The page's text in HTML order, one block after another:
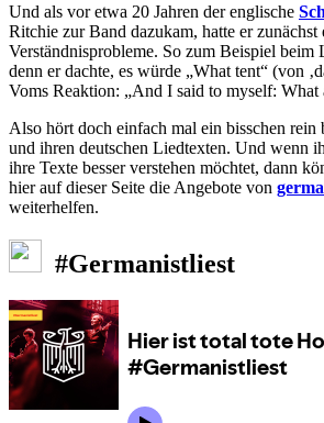
Und als vor etwa 20 Jahren der englische
Ritchie zur Band dazukam, hatte er zunächst
Verständnisprobleme. So zum Beispiel beim
denn er dachte, es würde „What tent“ (von
Voms Reaktion: „And I said to myself: What
Also hört doch einfach mal ein bisschen rein
und ihren deutschen Liedtexten. Und wenn
ihre Texte besser verstehen möchtet, dann
hier auf dieser Seite die Angebote von
weiterhelfen.
#Germanistliest